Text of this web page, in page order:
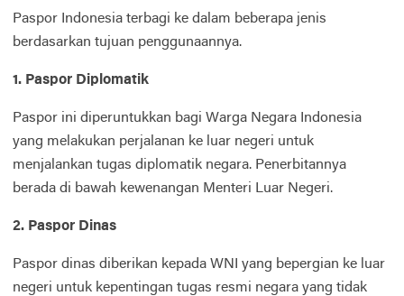
Paspor Indonesia terbagi ke dalam beberapa jenis
berdasarkan tujuan penggunaannya.
1. Paspor Diplomatik
Paspor ini diperuntukkan bagi Warga Negara Indonesia
yang melakukan perjalanan ke luar negeri untuk
menjalankan tugas diplomatik negara. Penerbitannya
berada di bawah kewenangan Menteri Luar Negeri.
2. Paspor Dinas
Paspor dinas diberikan kepada WNI yang bepergian ke luar
negeri untuk kepentingan tugas resmi negara yang tidak